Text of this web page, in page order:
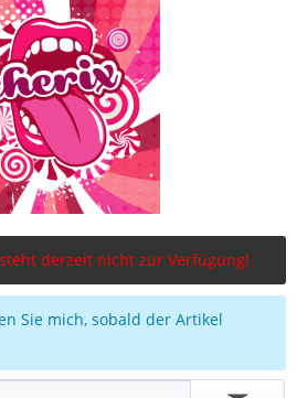
derzeit nicht zur Verfügung!
Sie mich, sobald der Artikel